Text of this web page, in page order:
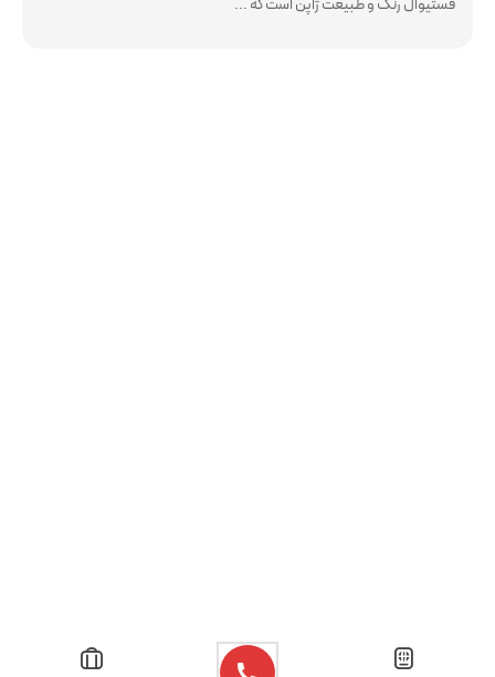
فستیوال رنگ و طبیعت ژاپن است که ...